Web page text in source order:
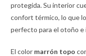
protegida. Su interior
confort térmico, lo que
perfecto para el otoño e
El color marrón topo